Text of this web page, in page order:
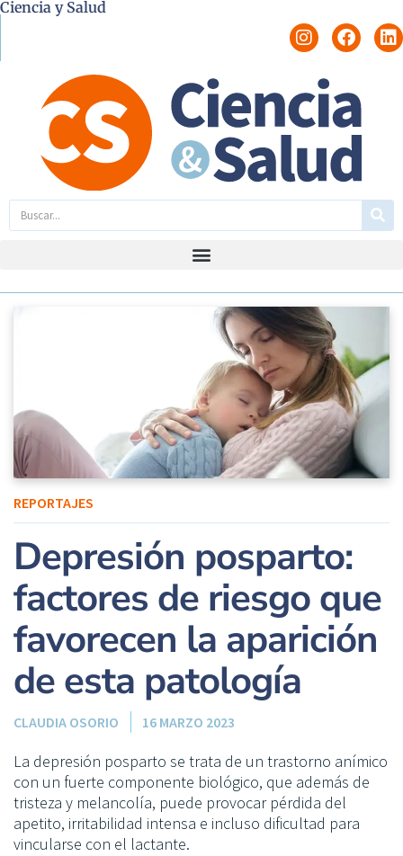
Ciencia y Salud
REPORTAJES
Depresión posparto:
factores de riesgo que
favorecen la aparición
de esta patología
CLAUDIA OSORIO 16 MARZO 2023
La depresión posparto se trata de un trastorno anímico
con un fuerte componente biológico, que además de
tristeza y melancolía, puede provocar pérdida del
apetito, irritabilidad intensa e incluso dificultad para
vincularse con el lactante.